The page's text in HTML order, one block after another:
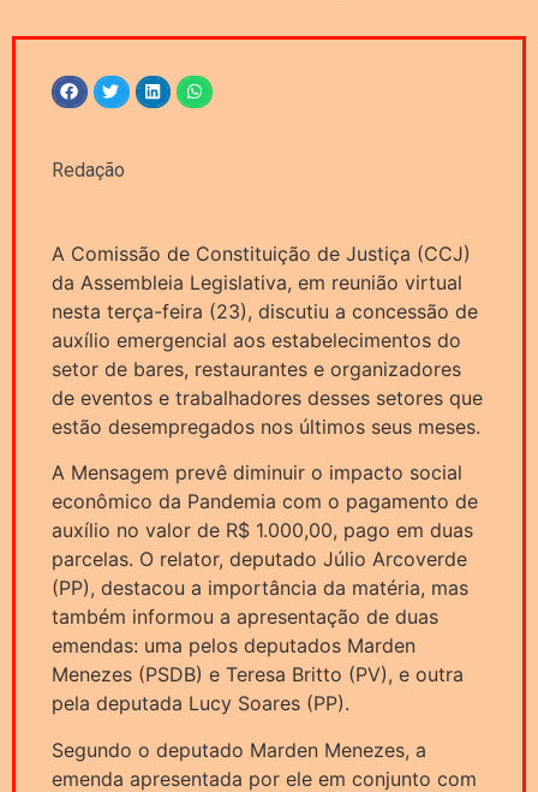
Redação
A Comissão de Constituição de Justiça (CCJ)
da Assembleia Legislativa, em reunião virtual
nesta terça-feira (23), discutiu a concessão de
auxílio emergencial aos estabelecimentos do
setor de bares, restaurantes e organizadores
de eventos e trabalhadores desses setores que
estão desempregados nos últimos seus meses.
A Mensagem prevê diminuir o impacto social
econômico da Pandemia com o pagamento de
auxílio no valor de R$ 1.000,00, pago em duas
parcelas. O relator, deputado Júlio Arcoverde
(PP), destacou a importância da matéria, mas
também informou a apresentação de duas
emendas: uma pelos deputados Marden
Menezes (PSDB) e Teresa Britto (PV), e outra
pela deputada Lucy Soares (PP).
Segundo o deputado Marden Menezes, a
emenda apresentada por ele em conjunto com